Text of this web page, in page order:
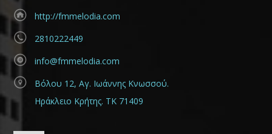
http://fmmelodia.com
2810222449
info@fmmelodia.com
Βόλου 12, Αγ. Ιωάννης Κνωσσού.
Ηράκλειο Κρήτης. ΤΚ 71409